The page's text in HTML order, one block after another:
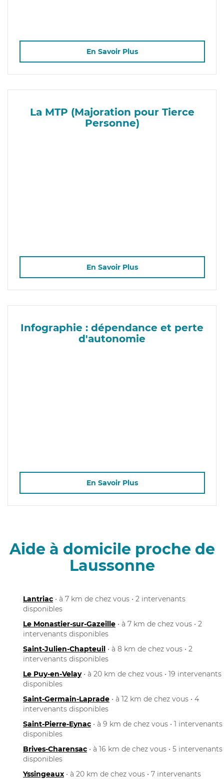
En Savoir Plus
La MTP (Majoration pour Tierce
Personne)
En Savoir Plus
Infographie : dépendance et perte
d'autonomie
En Savoir Plus
Aide à domicile proche de
Laussonne
Lantriac • à 7 km de chez vous • 2 intervenants
disponibles
Le Monastier-sur-Gazeille • à 7 km de chez vous • 2
intervenants disponibles
Saint-Julien-Chapteuil • à 8 km de chez vous • 2
intervenants disponibles
Le Puy-en-Velay• à 20 km de chez vous • 19 intervenants
disponibles
Saint-Germain-Laprade • à 12 km de chez vous • 4
intervenants disponibles
Saint-Pierre-Eynac • à 9 km de chez vous • 1 intervenants
disponibles
Brives-Charensac • à 16 km de chez vous • 5 intervenants
disponibles
Yssingeaux • à 20 km de chez vous • 7 intervenants